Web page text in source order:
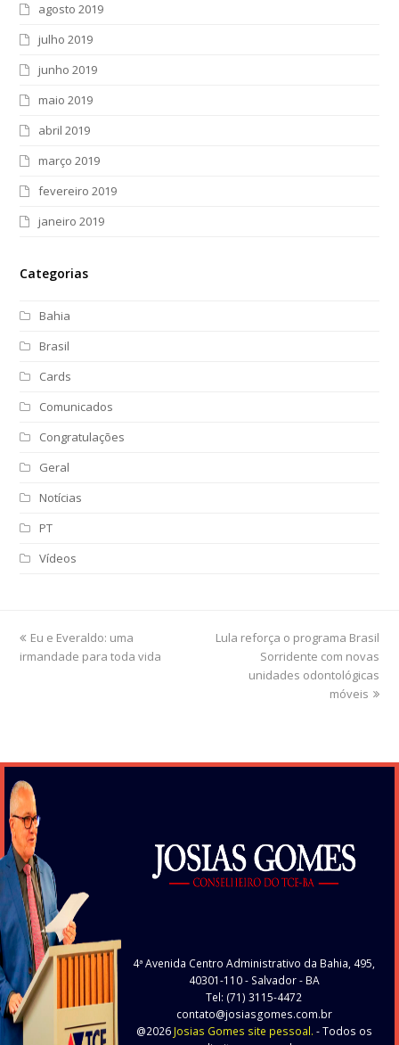
agosto 2019
julho 2019
junho 2019
maio 2019
abril 2019
março 2019
fevereiro 2019
janeiro 2019
Categorias
Bahia
Brasil
Cards
Comunicados
Congratulações
Geral
Notícias
PT
Vídeos
previous
post:
Eu e Everaldo: uma
irmandade para toda vida
next
Lula reforça o programa Brasil
Sorridente com novas
unidades odontológicas
móveis
4ª Avenida Centro Administrativo da Bahia, 495,
40301-110- Salvador - BA
Tel: (71) 3115-4472
contato@josiasgomes.com.br
@2026 Josias Gomes site pessoal. - Todos os